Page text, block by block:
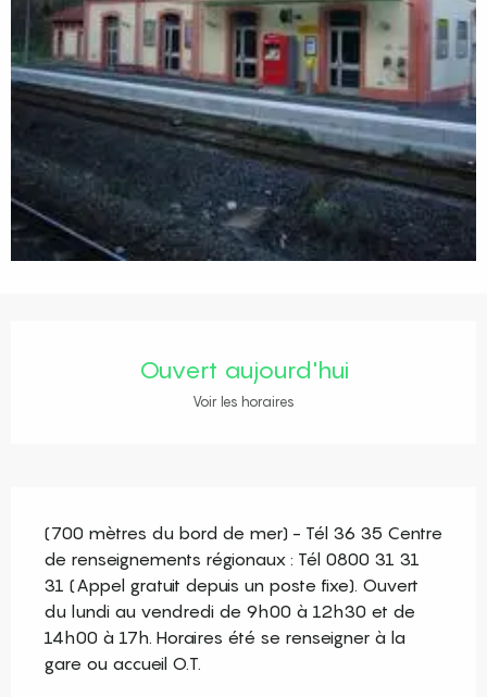
Ouvert aujourd'hui
Voir les horaires
(700 mètres du bord de mer) - Tél 36 35 Centre
de renseignements régionaux : Tél 0800 31 31
31 (Appel gratuit depuis un poste fixe). Ouvert
du lundi au vendredi de 9h00 à 12h30 et de
14h00 à 17h. Horaires été se renseigner à la
gare ou accueil O.T.